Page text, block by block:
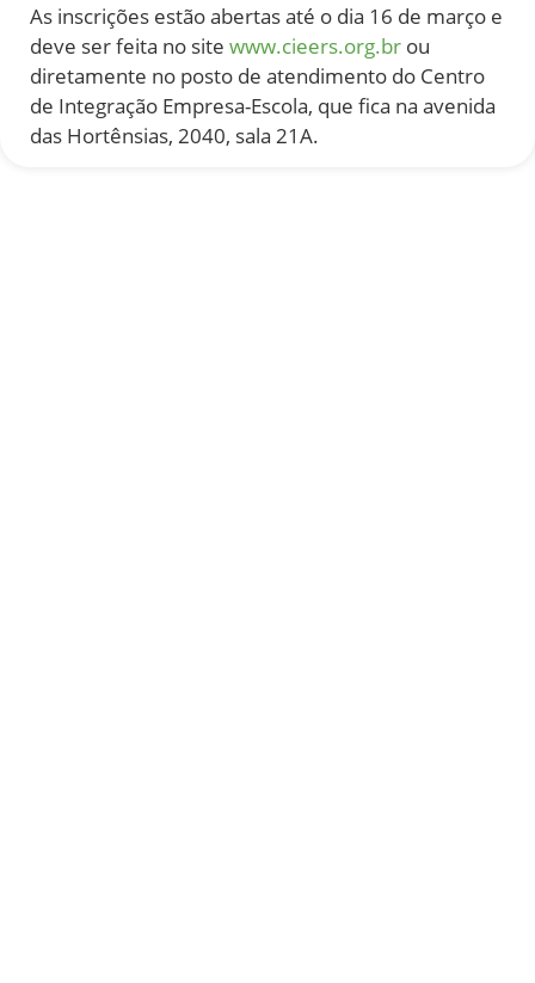
As inscrições estão abertas até o dia 16 de março e
deve ser feita no site www.cieers.org.br ou
diretamente no posto de atendimento do Centro
de Integração Empresa-Escola, que fica na avenida
das Hortênsias, 2040, sala 21A.